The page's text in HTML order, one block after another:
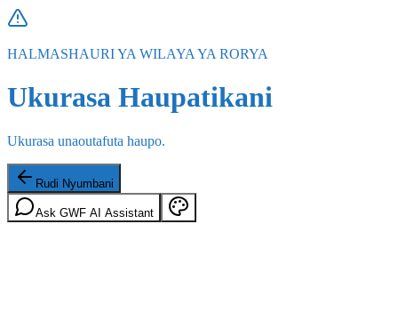
HALMASHAURI YA WILAYA YA RORYA
Ukurasa Haupatikani
Ukurasa unaoutafuta haupo.
Rudi Nyumbani
Ask GWF AI Assistant